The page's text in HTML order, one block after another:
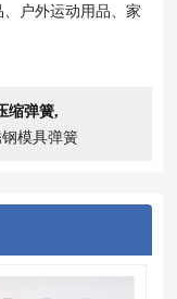
户外运动用品、家
缩弹簧,
模具弹簧